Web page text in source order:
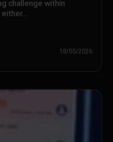
18/05/2026
challenge within
either…